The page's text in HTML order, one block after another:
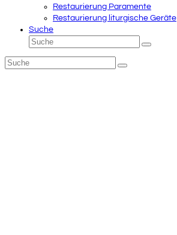
Restaurierung Paramente
Restaurierung liturgische Geräte
Suche
Suche
Senden
Suche
Senden